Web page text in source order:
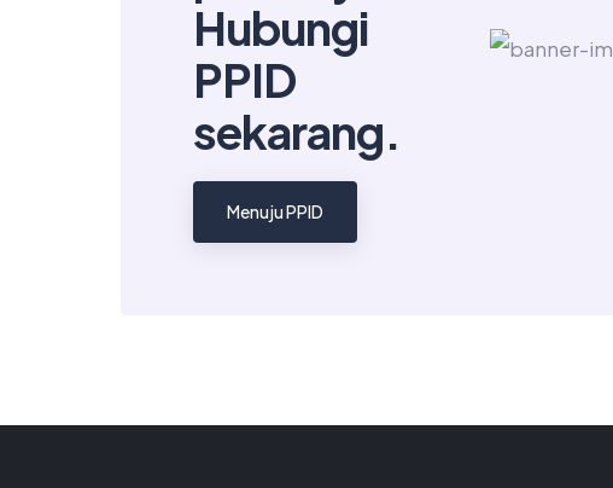
Hubungi
PPID
sekarang.
Menuju PPID